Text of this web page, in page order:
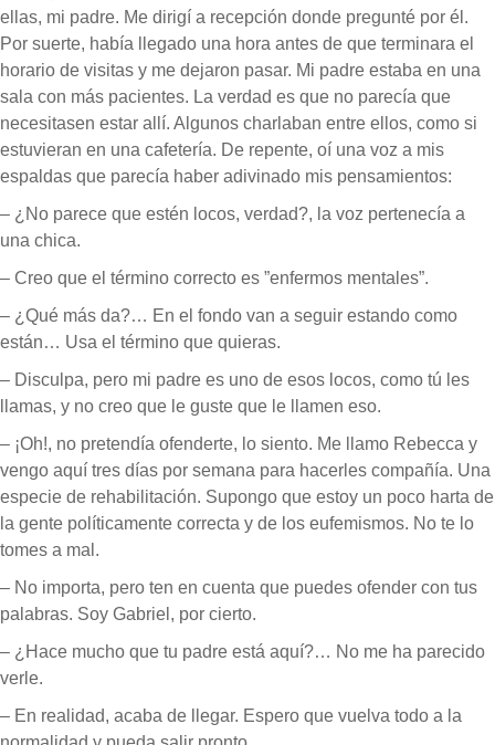
ellas, mi padre. Me dirigí a recepción donde pregunté por él.
Por suerte, había llegado una hora antes de que terminara el
horario de visitas y me dejaron pasar. Mi padre estaba en una
sala con más pacientes. La verdad es que no parecía que
necesitasen estar allí. Algunos charlaban entre ellos, como si
estuvieran en una cafetería. De repente, oí una voz a mis
espaldas que parecía haber adivinado mis pensamientos:
– ¿No parece que estén locos, verdad?, la voz pertenecía a
una chica.
– Creo que el término correcto es ”enfermos mentales”.
– ¿Qué más da?… En el fondo van a seguir estando como
están… Usa el término que quieras.
– Disculpa, pero mi padre es uno de esos locos, como tú les
llamas, y no creo que le guste que le llamen eso.
– ¡Oh!, no pretendía ofenderte, lo siento. Me llamo Rebecca y
vengo aquí tres días por semana para hacerles compañía. Una
especie de rehabilitación. Supongo que estoy un poco harta de
la gente políticamente correcta y de los eufemismos. No te lo
tomes a mal.
– No importa, pero ten en cuenta que puedes ofender con tus
palabras. Soy Gabriel, por cierto.
– ¿Hace mucho que tu padre está aquí?… No me ha parecido
verle.
– En realidad, acaba de llegar. Espero que vuelva todo a la